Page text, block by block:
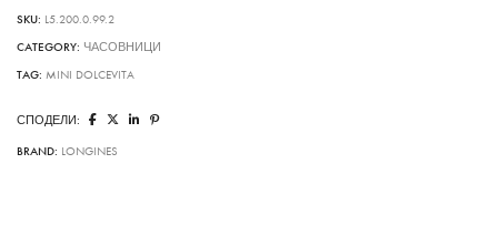
SKU: L5.200.0.99.2
CATEGORY: ЧАСОВНИЦИ
TAG: MINI DOLCEVITA
СПОДЕЛИ:
BRAND: LONGINES